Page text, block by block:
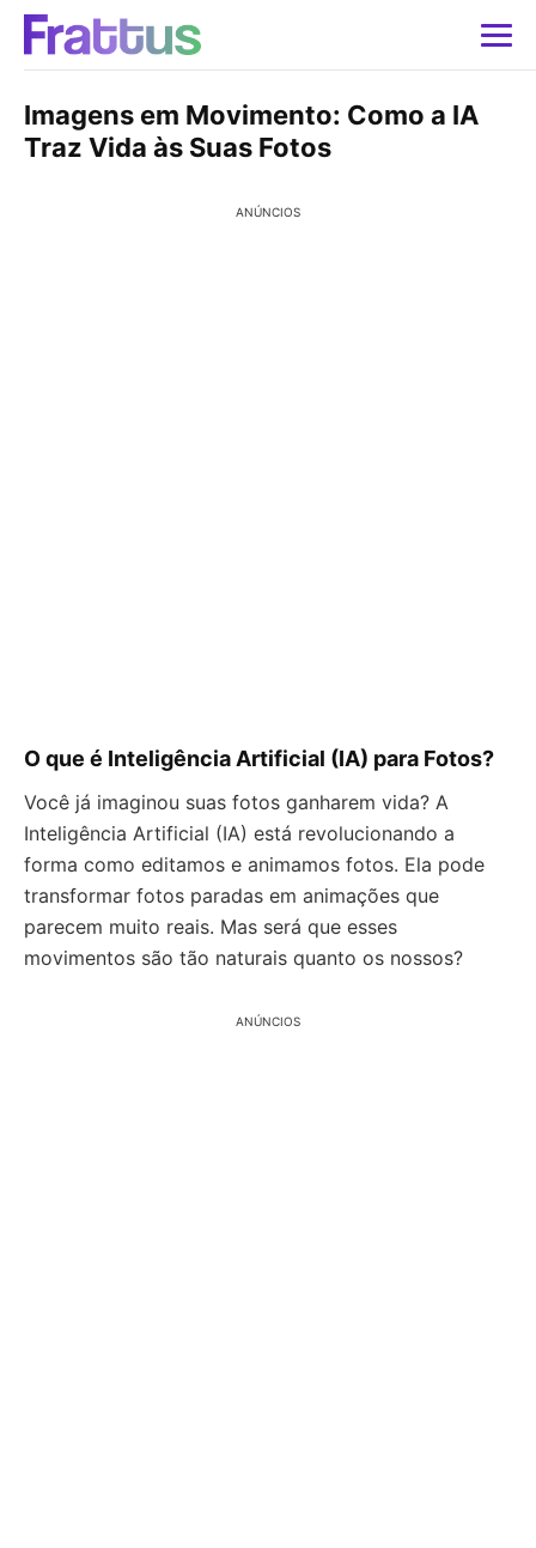
Imagens em Movimento: Como a IA
Traz Vida às Suas Fotos
ANÚNCIOS
O que é Inteligência Artificial (IA) para Fotos?
Você já imaginou suas fotos ganharem vida? A
Inteligência Artificial (IA) está revolucionando a
forma como editamos e animamos fotos. Ela pode
transformar fotos paradas em animações que
parecem muito reais. Mas será que esses
movimentos são tão naturais quanto os nossos?
ANÚNCIOS